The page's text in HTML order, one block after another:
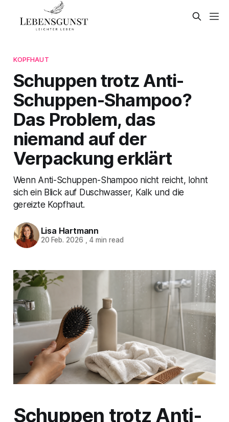
KOPFHAUT
Schuppen trotz Anti-
Schuppen-Shampoo?
Das Problem, das
niemand auf der
Verpackung erklärt
Wenn Anti-Schuppen-Shampoo nicht reicht, lohnt
sich ein Blick auf Duschwasser, Kalk und die
gereizte Kopfhaut.
Lisa Hartmann
20 Feb. 2026 , 4 min read
Schuppen trotz Anti-